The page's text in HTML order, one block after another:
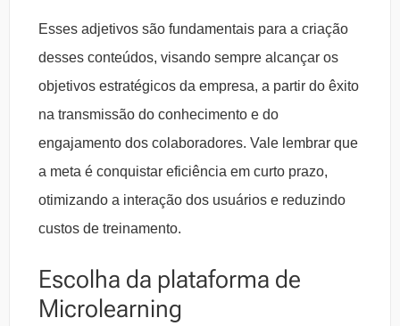
Esses adjetivos são fundamentais para a criação
desses conteúdos, visando sempre alcançar os
objetivos estratégicos da empresa, a partir do êxito
na transmissão do conhecimento e do
engajamento dos colaboradores. Vale lembrar que
a meta é conquistar eficiência em curto prazo,
otimizando a interação dos usuários e reduzindo
custos de treinamento.
Escolha da plataforma de
Microlearning